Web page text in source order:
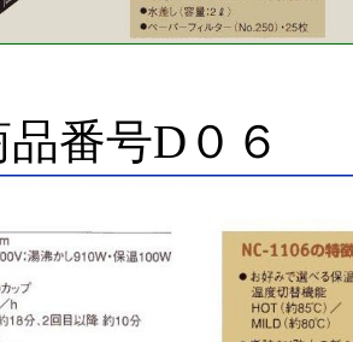
番号D０６